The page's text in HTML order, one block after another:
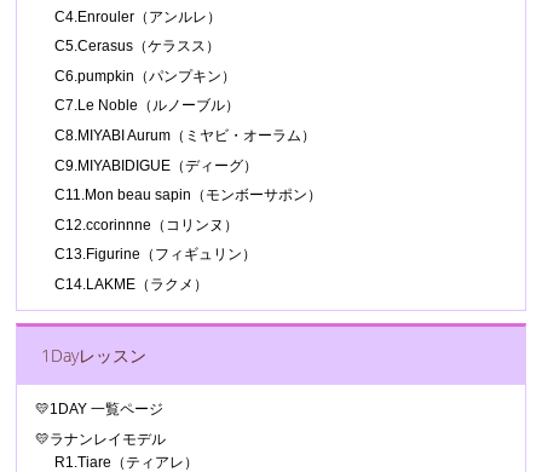
C4.Enrouler（アンルレ）
C5.Cerasus（ケラスス）
C6.pumpkin（パンプキン）
C7.Le Noble（ルノーブル）
C8.MIYABI Aurum（ミヤビ・オーラム）
C9.MIYABIDIGUE（ディーグ）
C11.Mon beau sapin（モンボーサポン）
C12.ccorinnne（コリンヌ）
C13.Figurine（フィギュリン）
C14.LAKME（ラクメ）
1Dayレッスン
💛1DAY 一覧ページ
💛ラナンレイモデル
R1.Tiare（ティアレ）